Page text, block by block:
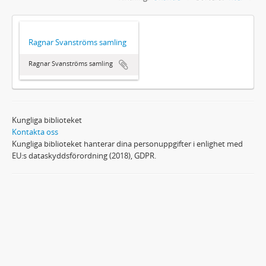
Ragnar Svanströms samling
Ragnar Svanströms samling
Kungliga biblioteket
Kontakta oss
Kungliga biblioteket hanterar dina personuppgifter i enlighet med
EU:s dataskyddsförordning (2018), GDPR.